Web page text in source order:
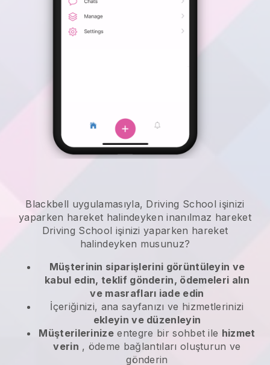
Blackbell uygulamasıyla, Driving School işinizi
yaparken hareket halindeyken inanılmaz hareket
Driving School işinizi yaparken hareket
halindeyken musunuz?
Müşterinin siparişlerini görüntüleyin ve
kabul edin, teklif gönderin, ödemeleri alın
ve masrafları iade edin
İçeriğinizi, ana sayfanızı ve hizmetlerinizi
ekleyin ve düzenleyin
Müşterilerinize entegre bir sohbet ile hizmet
verin , ödeme bağlantıları oluşturun ve
gönderin